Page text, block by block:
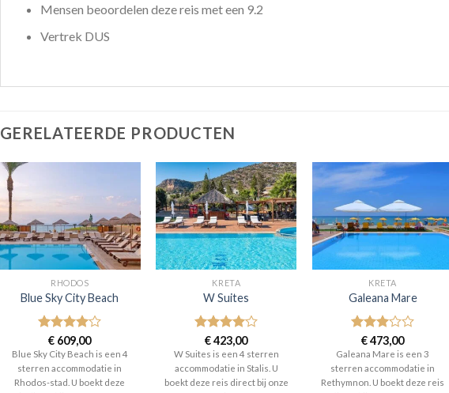
Mensen beoordelen deze reis met een 9.2
Vertrek DUS
GERELATEERDE PRODUCTEN
RHODOS
Blue Sky City Beach
Gewaardeerd
4uit 5
€ 609,00
Blue Sky City Beach is een 4
sterren accommodatie in
Rhodos-stad. U boekt deze
KRETA
W Suites
Gewaardeerd
4uit 5
€423,00
W Suites is een 4 sterren
accommodatie in Stalis. U
boekt deze reis direct bij onze
KRETA
Galeana Mare
Gewaardeerd
3uit 5
€473,00
Galeana Mare is een 3
sterren accommodatie in
Rethymnon. U boekt deze reis